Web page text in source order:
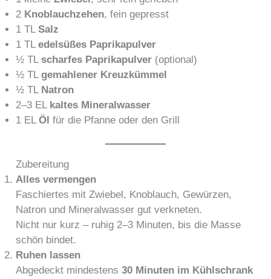
2 Knoblauchzehen, fein gepresst
1 TLSalz
1 TLedelsüßes Paprikapulver
½ TLscharfes Paprikapulver (optional)
½ TLgemahlener Kreuzkümmel
½ TL Natron
2–3 EL kaltes Mineralwasser
1 ELÖl für die Pfanne oder den Grill
Zubereitung
Alles vermengen
Faschiertes mit Zwiebel, Knoblauch, Gewürzen,
Natron und Mineralwasser gut verkneten.
Nicht nur kurz – ruhig 2–3 Minuten, bis die Masse
schön bindet.
Ruhen lassen
Abgedeckt mindestens30 Minuten im Kühlschrank